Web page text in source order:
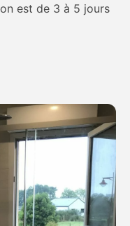
est de 3 à 5 jours